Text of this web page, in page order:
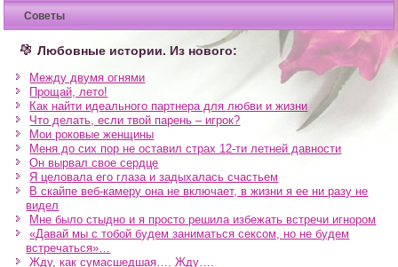
Советы
Любовные истории. Из нового:
Между двумя огнями
Прощай, лето!
Как найти идеального партнера для любви и жизни
Что делать, если твой парень – игрок?
Мои роковые женщины
Меня до сих пор не оставил страх 12-ти летней давности
Он вырвал свое сердце
Я целовала его глаза и задыхалась счастьем
В скайпе веб-камеру она не включает, в жизни я ее ни разу не
видел
Мне было стыдно и я просто решила избежать встречи игнором
«Давай мы с тобой будем заниматься сексом, но не будем
встречаться»…
Жду, как сумасшедшая…. Жду….